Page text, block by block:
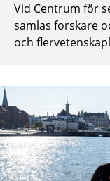
Vid Centrum för
samlas forskare
och